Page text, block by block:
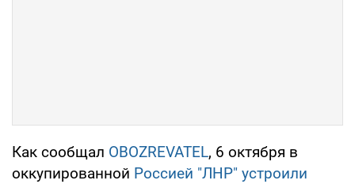
Как сообщал OBOZREVATEL, 6 октября в
оккупированной Россией "ЛНР" устроили